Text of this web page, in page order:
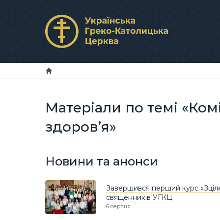
Матеріали по темі
здоров’я»
Новини та анонси
Завершився перший курс
священників УГКЦ
6 серпня